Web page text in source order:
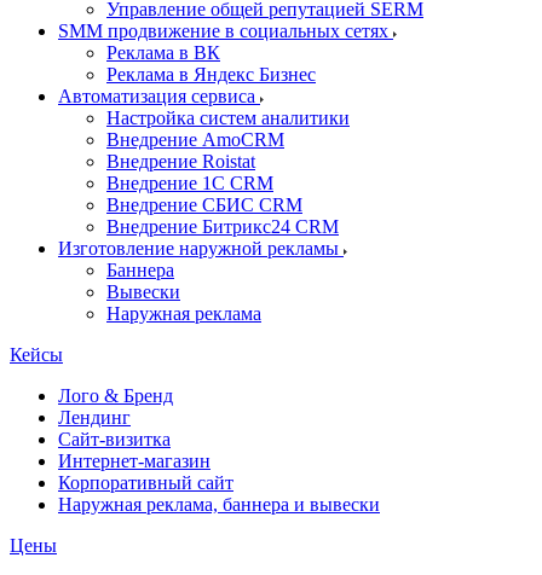
Управление общей репутацией SERM
SMM продвижение в социальных сетях
Реклама в ВК
Реклама в Яндекс Бизнес
Автоматизация сервиса
Настройка систем аналитики
Внедрение AmoCRM
Внедрение Roistat
Внедрение 1С CRM
Внедрение СБИС CRM
Внедрение Битрикс24 CRM
Изготовление наружной рекламы
Баннера
Вывески
Наружная реклама
Кейсы
Лого & Бренд
Лендинг
Сайт-визитка
Интернет-магазин
Корпоративный сайт
Наружная реклама, баннера и вывески
Цены